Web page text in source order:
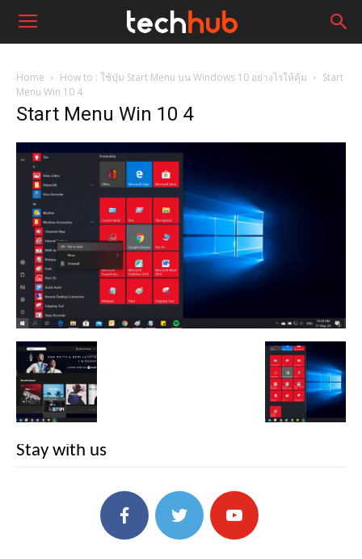
Home How to : ใช้ปุ่ม Start Menu บน Windows 10 อย่างไรให้คุ้ม
Start
Menu Win 10 4
Start Menu Win 10 4
Stay with us